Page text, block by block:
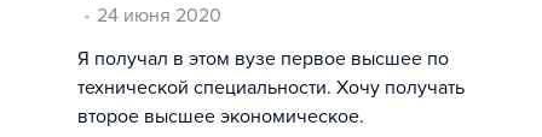
24 июня 2020
Я получал в этом вузе первое высшее по
технической специальности. Хочу получать
второе высшее экономическое.